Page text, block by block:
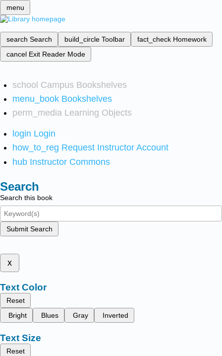
menu
search Search build_circle Toolbar fact_check Homework
cancel Exit Reader Mode
school Campus Bookshelves
menu_book Bookshelves
perm_media Learning Objects
login Login
how_to_reg Request Instructor Account
hub Instructor Commons
Search
Search this book
Submit Search
x
Text Color
Reset
Bright
Blues Gray Inverted
Text Size
Reset